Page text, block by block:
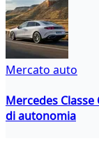
Mercato auto
Mercedes
di autonomia